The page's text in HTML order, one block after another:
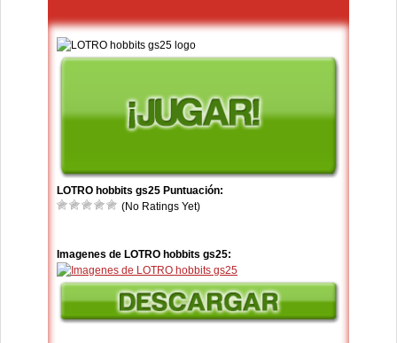
LOTRO hobbits gs25 Puntuación:
(No Ratings Yet)
Imagenes de LOTRO hobbits gs25: